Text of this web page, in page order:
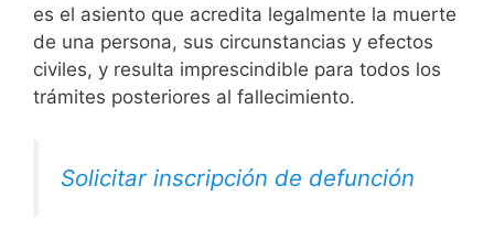
es el asiento que acredita legalmente la muerte
de una persona, sus circunstancias y efectos
civiles, y resulta imprescindible para todos los
trámites posteriores al fallecimiento.
Solicitar inscripción de defunción